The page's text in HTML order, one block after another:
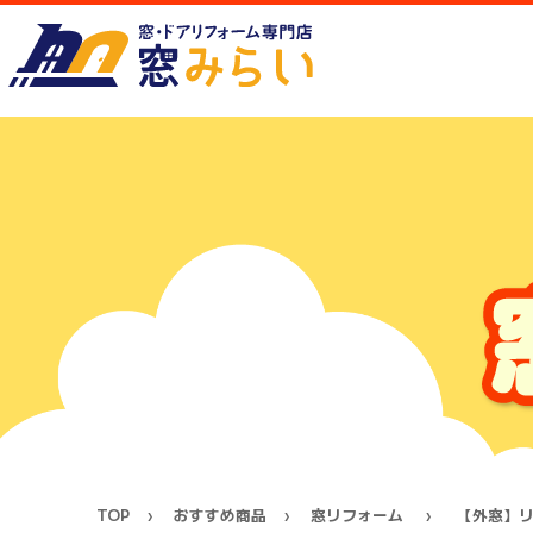
TOP おすすめ商品 窓リフォーム 【外窓